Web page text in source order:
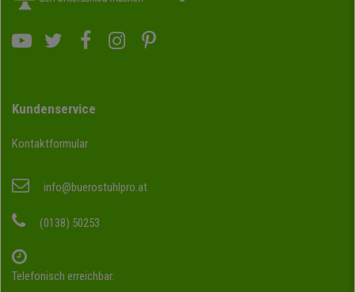
Kundenservice
Kontaktformular
info@buerostuhlpro.at
(0138) 50253
Telefonisch erreichbar: